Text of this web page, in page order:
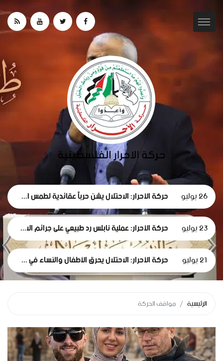
26 يوليو حركة الأحرار: الاحتلال يشن حرباً عقائدية لطمس الهوية والموروث الحضاري لشعبنا.
23 يوليو حركة الأحرار: عملية نابلس رد طبيعي على جرائم الاحتلال في غزة والضفة والقدس واعتداءات المستوطنين على الأقصى
21 يوليو حركة الأحرار: الاحتلال يحرق الأطفال والنساء في بيوتهم ويمحو عائلة المصري من السجل المدني.
الرئيسية مواقف الحركة